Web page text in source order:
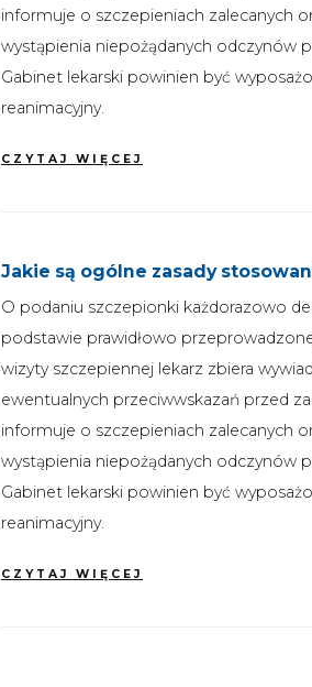
informuje o szczepieniach zalecanych
wystąpienia niepożądanych odczynów
Gabinet lekarski powinien być
reanimacyjny.
CZYTAJ WIĘCEJ
Jakie są ogólne zasady
O podaniu szczepionki każdorazowo
podstawie prawidłowo
wizyty szczepiennej lekarz zbiera
ewentualnych przeciwwskazań przed
informuje o szczepieniach zalecanych
wystąpienia niepożądanych odczynów
Gabinet lekarski powinien być
reanimacyjny.
CZYTAJ WIĘCEJ